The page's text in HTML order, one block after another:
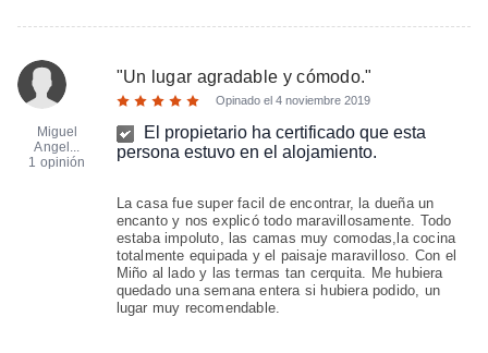
Miguel
Angel...
1 opinión
"Un lugar agradable y cómodo."
Opinado el 4 noviembre 2019
El propietario ha certificado que esta
persona estuvo en el alojamiento.
La casa fue super facil de encontrar, la dueña un
encanto y nos explicó todo maravillosamente. Todo
estaba impoluto, las camas muy comodas,la cocina
totalmente equipada y el paisaje maravilloso. Con el
Miño al lado y las termas tan cerquita. Me hubiera
quedado una semana entera si hubiera podido, un
lugar muy recomendable.